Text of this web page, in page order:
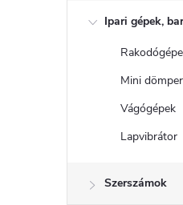
Ipari gépek,
Mini
Vágógépek
Lapvibrátor
Szerszámok